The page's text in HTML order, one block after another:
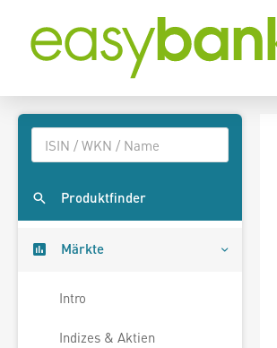
Produktfinder
Märkte
Intro
Indizes & Aktien